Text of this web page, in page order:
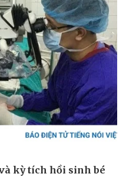
Thị trường
Giá vàng
Tiêu dùng
Tỷ giá
Chứng khoán